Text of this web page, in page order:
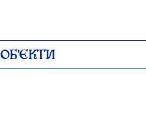
ОБʼЄКТИ